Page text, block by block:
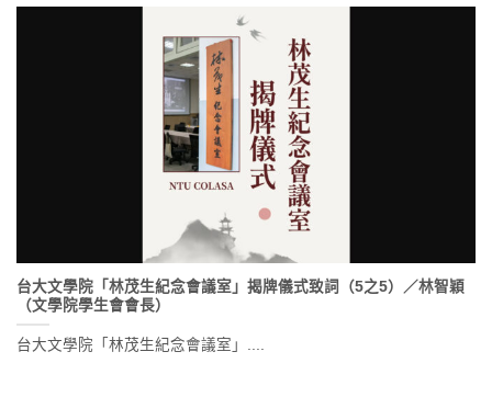
台大文學院「林茂生紀念會議室」揭牌儀式致詞（5之5）／林智穎
（文學院學生會會長）
台大文學院「林茂生紀念會議室」....